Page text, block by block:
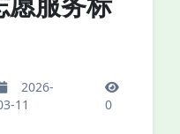
2026-
11
0